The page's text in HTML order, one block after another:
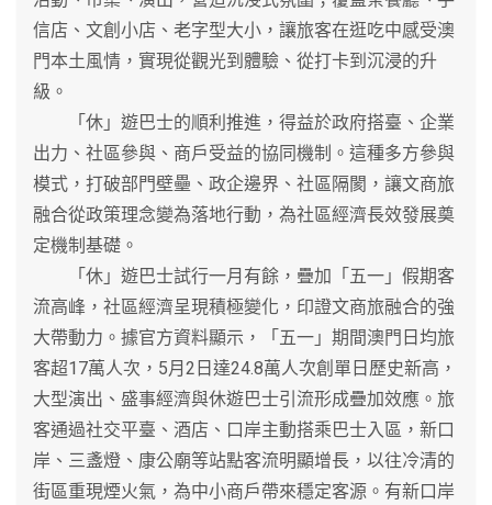
信店、文創小店、老字型大小，讓旅客在逛吃中感受澳
門本土風情，實現從觀光到體驗、從打卡到沉浸的升
級。
「休」遊巴士的順利推進，得益於政府搭臺、企業
出力、社區參與、商戶受益的協同機制。這種多方參與
模式，打破部門壁壘、政企邊界、社區隔閡，讓文商旅
融合從政策理念變為落地行動，為社區經濟長效發展奠
定機制基礎。
「休」遊巴士試行一月有餘，疊加「五一」假期客
流高峰，社區經濟呈現積極變化，印證文商旅融合的強
大帶動力。據官方資料顯示，「五一」期間澳門日均旅
客超17萬人次，5月2日達24.8萬人次創單日歷史新高，
大型演出、盛事經濟與休遊巴士引流形成疊加效應。旅
客通過社交平臺、酒店、口岸主動搭乘巴士入區，新口
岸、三盞燈、康公廟等站點客流明顯增長，以往冷清的
街區重現煙火氣，為中小商戶帶來穩定客源。有新口岸